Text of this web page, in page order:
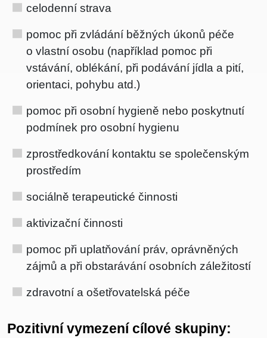
celodenní strava
pomoc při zvládání běžných úkonů péče
o vlastní osobu (například pomoc při
vstávání, oblékání, při podávání jídla a pití,
orientaci, pohybu atd.)
pomoc při osobní hygieně nebo poskytnutí
podmínek pro osobní hygienu
zprostředkování kontaktu se společenským
prostředím
sociálně terapeutické činnosti
aktivizační činnosti
pomoc při uplatňování práv, oprávněných
zájmů a při obstarávání osobních záležitostí
zdravotní a ošetřovatelská péče
Pozitivní vymezení cílové skupiny: